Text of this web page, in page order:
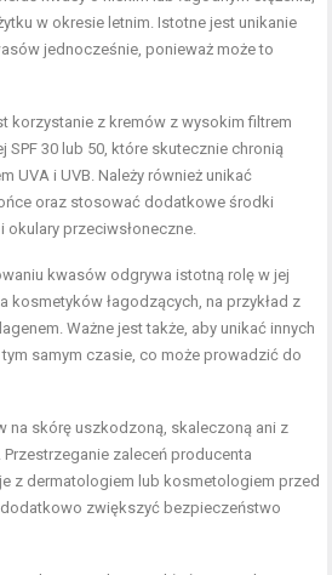
w okresie letnim. Istotne jest unikanie
jednocześnie, ponieważ może to
korzystanie z kremów z wysokim filtrem
SPF 30 lub 50, które skutecznie chronią
UVA i UVB. Należy również unikać
oraz stosować dodatkowe środki
okulary przeciwsłoneczne.
kwasów odgrywa istotną rolę w jej
kosmetyków łagodzących, na przykład z
Ważne jest także, aby unikać innych
samym czasie, co może prowadzić do
na skórę uszkodzoną, skaleczoną ani z
zaleceń producenta
z dermatologiem lub kosmetologiem przed
zwiększyć bezpieczeństwo